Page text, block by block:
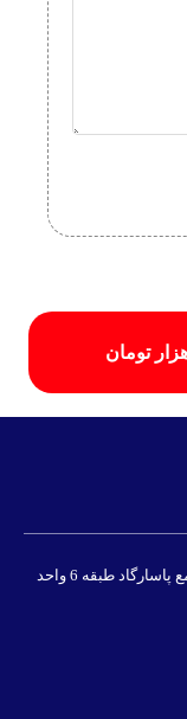
تهران - شهر جدید پرند میدان استقلال مجتمع پاسارگاد طبقه 6 واحد